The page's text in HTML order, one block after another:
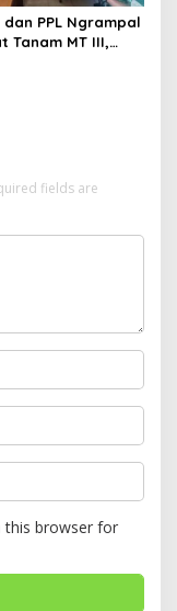
dan PPL Ngrampal
Tanam MT III,
fields are
this browser for